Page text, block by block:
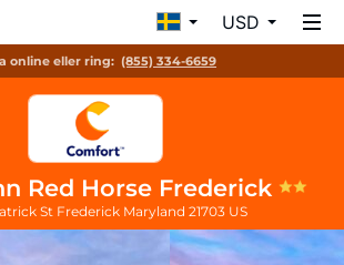
USD
online eller ring: (855) 334-6659
Red Horse Frederick
St Frederick Maryland 21703 US